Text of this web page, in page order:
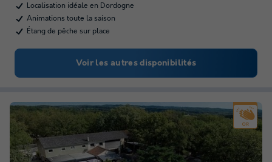
Localisation idéale en Dordogne
Animations toute la saison
Étang de pêche sur place
Voir les autres disponibilités